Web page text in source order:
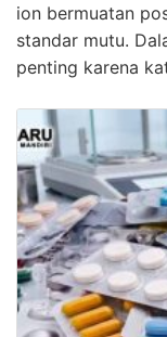
ion bermuatan
standar mutu.
penting karena